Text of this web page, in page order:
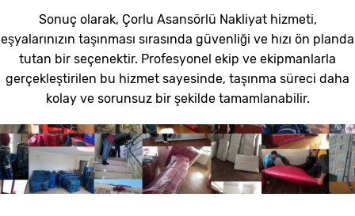
Sonuç olarak, Çorlu Asansörlü Nakliyat hizmeti,
eşyalarınızın taşınması sırasında güvenliği ve hızı ön planda
tutan bir seçenektir. Profesyonel ekip ve ekipmanlarla
gerçekleştirilen bu hizmet sayesinde, taşınma süreci daha
kolay ve sorunsuz bir şekilde tamamlanabilir.